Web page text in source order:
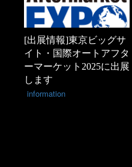
[出展情報]東京ビッグサ
イト・国際オートアフタ
ーマーケット2025に出展
します
information